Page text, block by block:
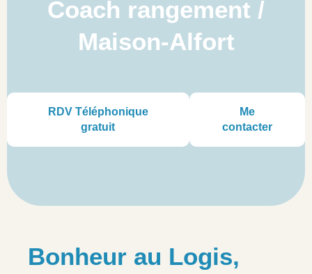
Coach rangement /
Maison-Alfort
RDV Téléphonique
gratuit
Me
contacter
Bonheur au Logis,